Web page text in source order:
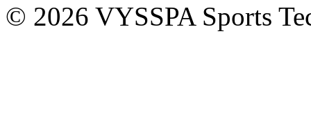
© 2026 VYSSPA Sports